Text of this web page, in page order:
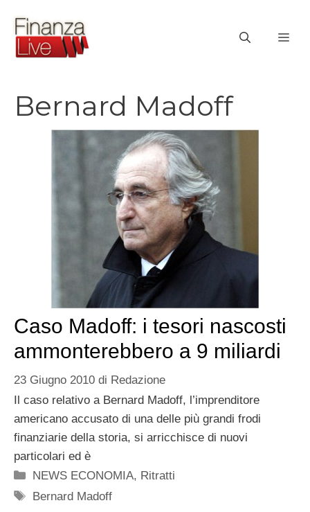
contenuto
Bernard Madoff
Caso Madoff: i tesori nascosti
ammonterebbero a 9 miliardi
23 Giugno 2010 di Redazione
Il caso relativo a Bernard Madoff, l’imprenditore
americano accusato di una delle più grandi frodi
finanziarie della storia, si arricchisce di nuovi
particolari ed è
Categorie
NEWS ECONOMIA, Ritratti
Tag
Bernard Madoff